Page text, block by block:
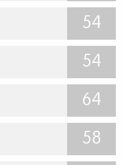
54
54
64
58